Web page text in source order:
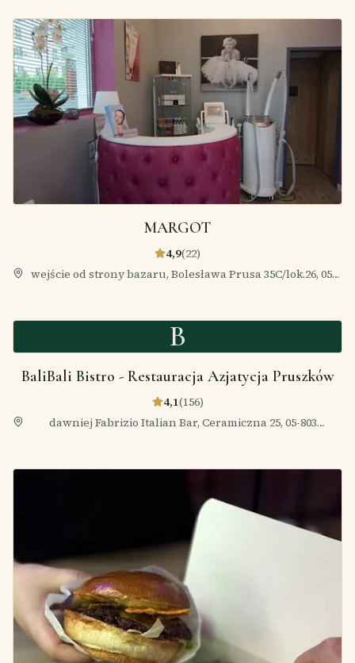
MARGOT
4,9(22)
wejście od strony bazaru, Bolesława Prusa 35C/lok.26, 05-
B
BaliBali Bistro - Restauracja Azjatycja Pruszków
4,1(156)
dawniej Fabrizio Italian Bar, Ceramiczna 25, 05-803